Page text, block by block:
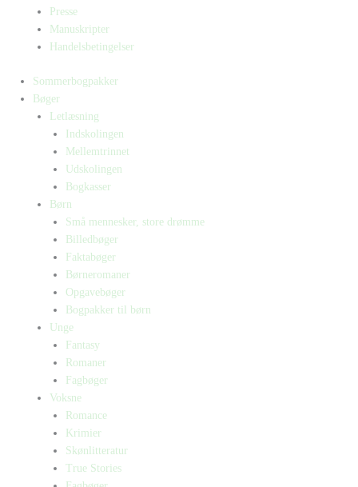
Presse
Manuskripter
Handelsbetingelser
Sommerbogpakker
Bøger
Letlæsning
Indskolingen
Mellemtrinnet
Udskolingen
Bogkasser
Børn
Små mennesker, store drømme
Billedbøger
Faktabøger
Børneromaner
Opgavebøger
Bogpakker til børn
Unge
Fantasy
Romaner
Fagbøger
Voksne
Romance
Krimier
Skønlitteratur
True Stories